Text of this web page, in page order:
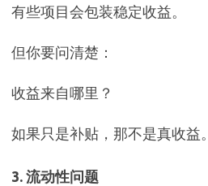
有些项目会包装稳定收益。
但你要问清楚：
收益来自哪里？
如果只是补贴，那不是真收益。
3. 流动性问题